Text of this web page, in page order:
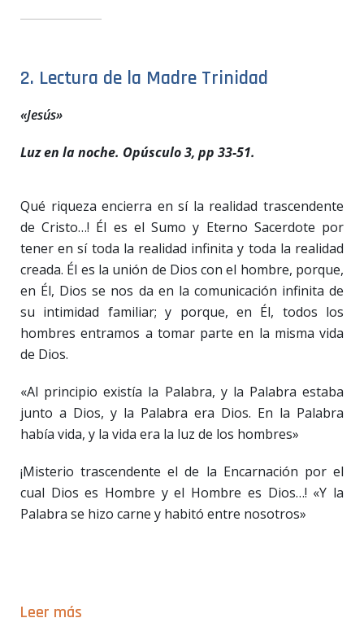
2. Lectura de la Madre Trinidad
«Jesús»
Luz en la noche. Opúsculo 3, pp 33-51.
Qué riqueza encierra en sí la realidad trascendente
de Cristo…! Él es el Sumo y Eterno Sacerdote por
tener en sí toda la realidad infinita y toda la realidad
creada. Él es la unión de Dios con el hombre, porque,
en Él, Dios se nos da en la comunicación infinita de
su intimidad familiar; y porque, en Él, todos los
hombres entramos a tomar parte en la misma vida
de Dios.
«Al principio existía la Palabra, y la Palabra estaba
junto a Dios, y la Palabra era Dios. En la Palabra
había vida, y la vida era la luz de los hombres»
¡Misterio trascendente el de la Encarnación por el
cual Dios es Hombre y el Hombre es Dios…! «Y la
Palabra se hizo carne y habitó entre nosotros»
Leer más